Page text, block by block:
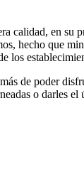
calidad, en
hecho que
los
de poder
o darles el